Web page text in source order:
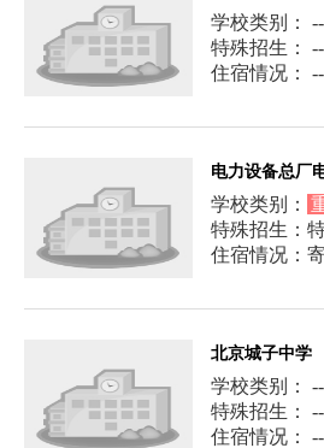
学校类别： --
特殊招生： --
住宿情况： --
电力设备总厂
学校类别：
特殊招生：
住宿情况：
北京城子中学
学校类别： --
特殊招生： --
住宿情况： --